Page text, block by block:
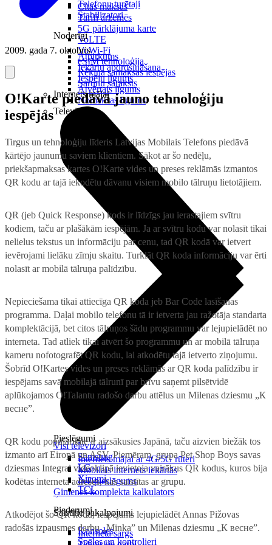
Citas maksas
Tarifi ārzemēs
5G pārklājuma karte
VoLTE
VoWi-Fi
eSIM tehnoloģija
Rēķina samaksas iespējas
Sarunu saraksts
Internets mājai
Pieslēgumi
Internets mājai ar 4G/5G rūteri
Mobilais internets iekārtās
IoT pieslēgums
Ģimenes komplekta kalkulators
Saistītie pakalpojumi
Interneta sargs
Telefonu turētaji
Stabilizatori
Noderīgi
Atpirkums
Iekārtu apdrošināšana
Iespēju līgums
Atvērtais līgums
Nomaksas līgums
Televizori
Visi televizori
Samsung
LG
Xiaomi
TCL
Piederumi
Konsoles
Spēles un kontrolieri
2009. gada 7. oktobris
O!Karte piedāvā jauno tehnoloģiju
iespējas
Tirgus un tehnoloģiju līderis Latvijas Mobilais Telefons piedāvā
kārtējo jaunumu saviem klientiem. Sākot ar šo nedēļu,
priekšapmaksas kartes O!Karte vides un preses reklāmās izmantos
QR kodu ar tajā iekodētu dāvanu visiem mobilo tālruņu lietotājiem.
QR (jeb Quick Response) kods ir līdzīgs jau ierastajiem svītru
kodiem, taču ar plašākām iespējām. Ja ar svītru kodu var nolasīt tikai
nelielus tekstus un informāciju par cenu, tad QR kodā var ietvert
ievērojami lielāku zīmju skaitu. Turklāt QR koda informāciju var ērti
nolasīt ar mobilā tālruņa palīdzību.
Nepieciešama tikai attiecīga QR koda jeb Bar Code lasīšanas
programma. Daļai mobilo telefonu tā ir ietverta jau ražotāja standarta
komplektācijā, bet citos tālruņos šādu programmu var lejupielādēt no
interneta. Tad atliek tikai atvērt šo programmu un ar mobilā tālruņa
kameru nofotografēt QR kodu, lai atkodētu tajā ietverto ziņojumu.
Šobrīd O!Kartes vides un preses reklāmās ar QR koda palīdzību ir
iespējams savā mobilajā tālrunī par brīvu saņemt pilsētvidē
aplūkojamos O!Talantu radošo darbu attēlus un Milenas dziesmu „К
весне”.
QR kodu popularitāte ir aizsākusies Japānā, taču aizvien biežāk tos
izmanto arī Eiropā un ASV. Piemēram, grupa Pet Shop Boys savas
dziesmas Integral videoklipā ievietoja vairākus QR kodus, kuros bija
kodētas interneta adreses, kas saistītas ar grupu.
Atkodējot šo QR kodu, iespējams lejupielādēt Annas Pižovas
radošās izpausmes darbu „Minka” un Milenas dziesmu „К весне”.